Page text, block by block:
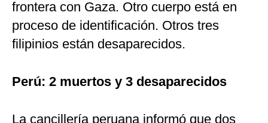
frontera con Gaza. Otro cuerpo está en
proceso de identificación. Otros tres
filipinios están desaparecidos.
Perú: 2 muertos y 3 desaparecidos
La cancillería peruana informó que dos